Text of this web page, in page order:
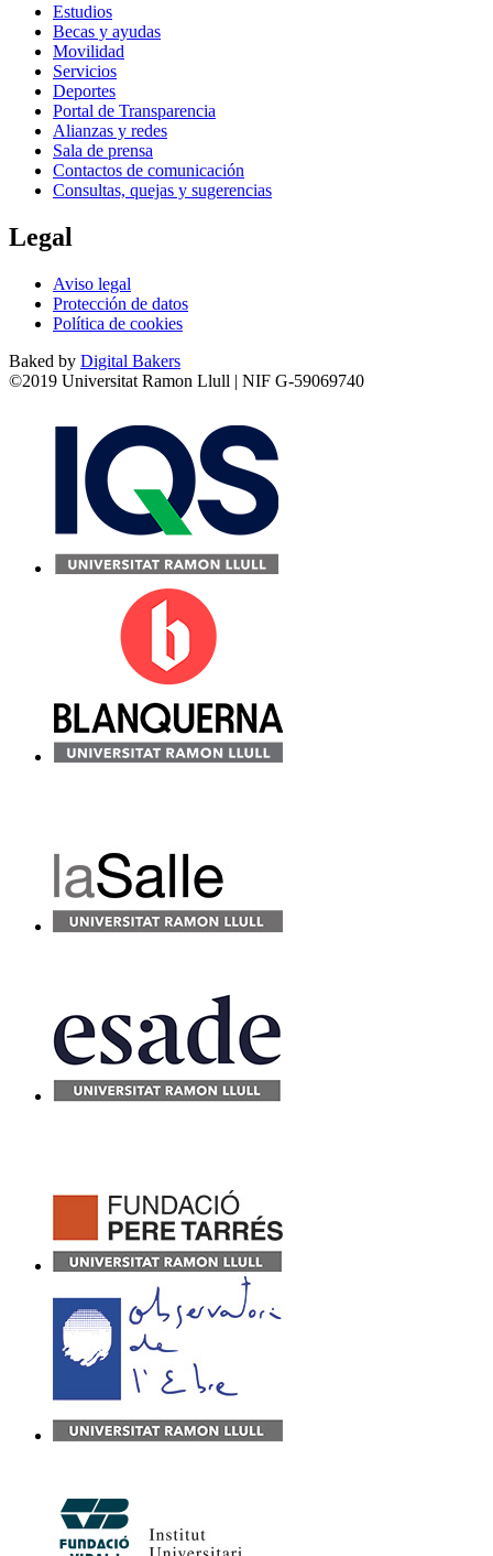
Estudios
Becas y ayudas
Movilidad
Servicios
Deportes
Portal de Transparencia
Alianzas y redes
Sala de prensa
Contactos de comunicación
Consultas, quejas y sugerencias
Legal
Aviso legal
Protección de datos
Política de cookies
Baked by Digital Bakers
©2019 Universitat Ramon Llull | NIF G-59069740